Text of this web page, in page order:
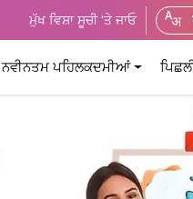
ਮੁੱਖ ਵਿਸ਼ਾ ਸੂਚੀ 'ਤੇ ਜਾਓ
ਨਵੀਨਤਮ ਪਹਿਲਕਦਮੀਆਂ